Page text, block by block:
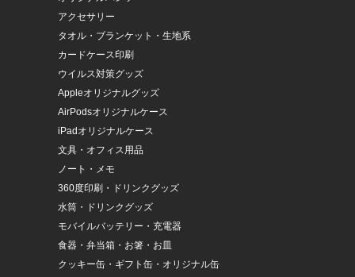
アクセサリー
タオル・ブランケット・生地系
カードケース印刷
ウイルス対策グッズ
Appleオリジナルグッズ
AirPodsオリジナルケース
iPadオリジナルケース
文具・オフィス用品
ノート・メモ
360度印刷・ドリンクグッズ
水筒・ドリンクグッズ
モバイルバッテリー・充電器
食器・弁当箱・お箸・お皿
クッキー缶・ギフト缶・オリジナル缶